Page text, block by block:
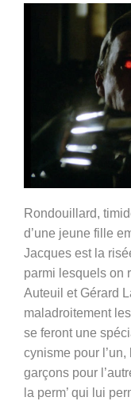
Rondouillard,
d’une jeune fille
Jacques est la
parmi lesquels on
Auteuil et Gérard
maladroitement
se feront une
cynisme pour
garçons pour
la perm’ qui lui